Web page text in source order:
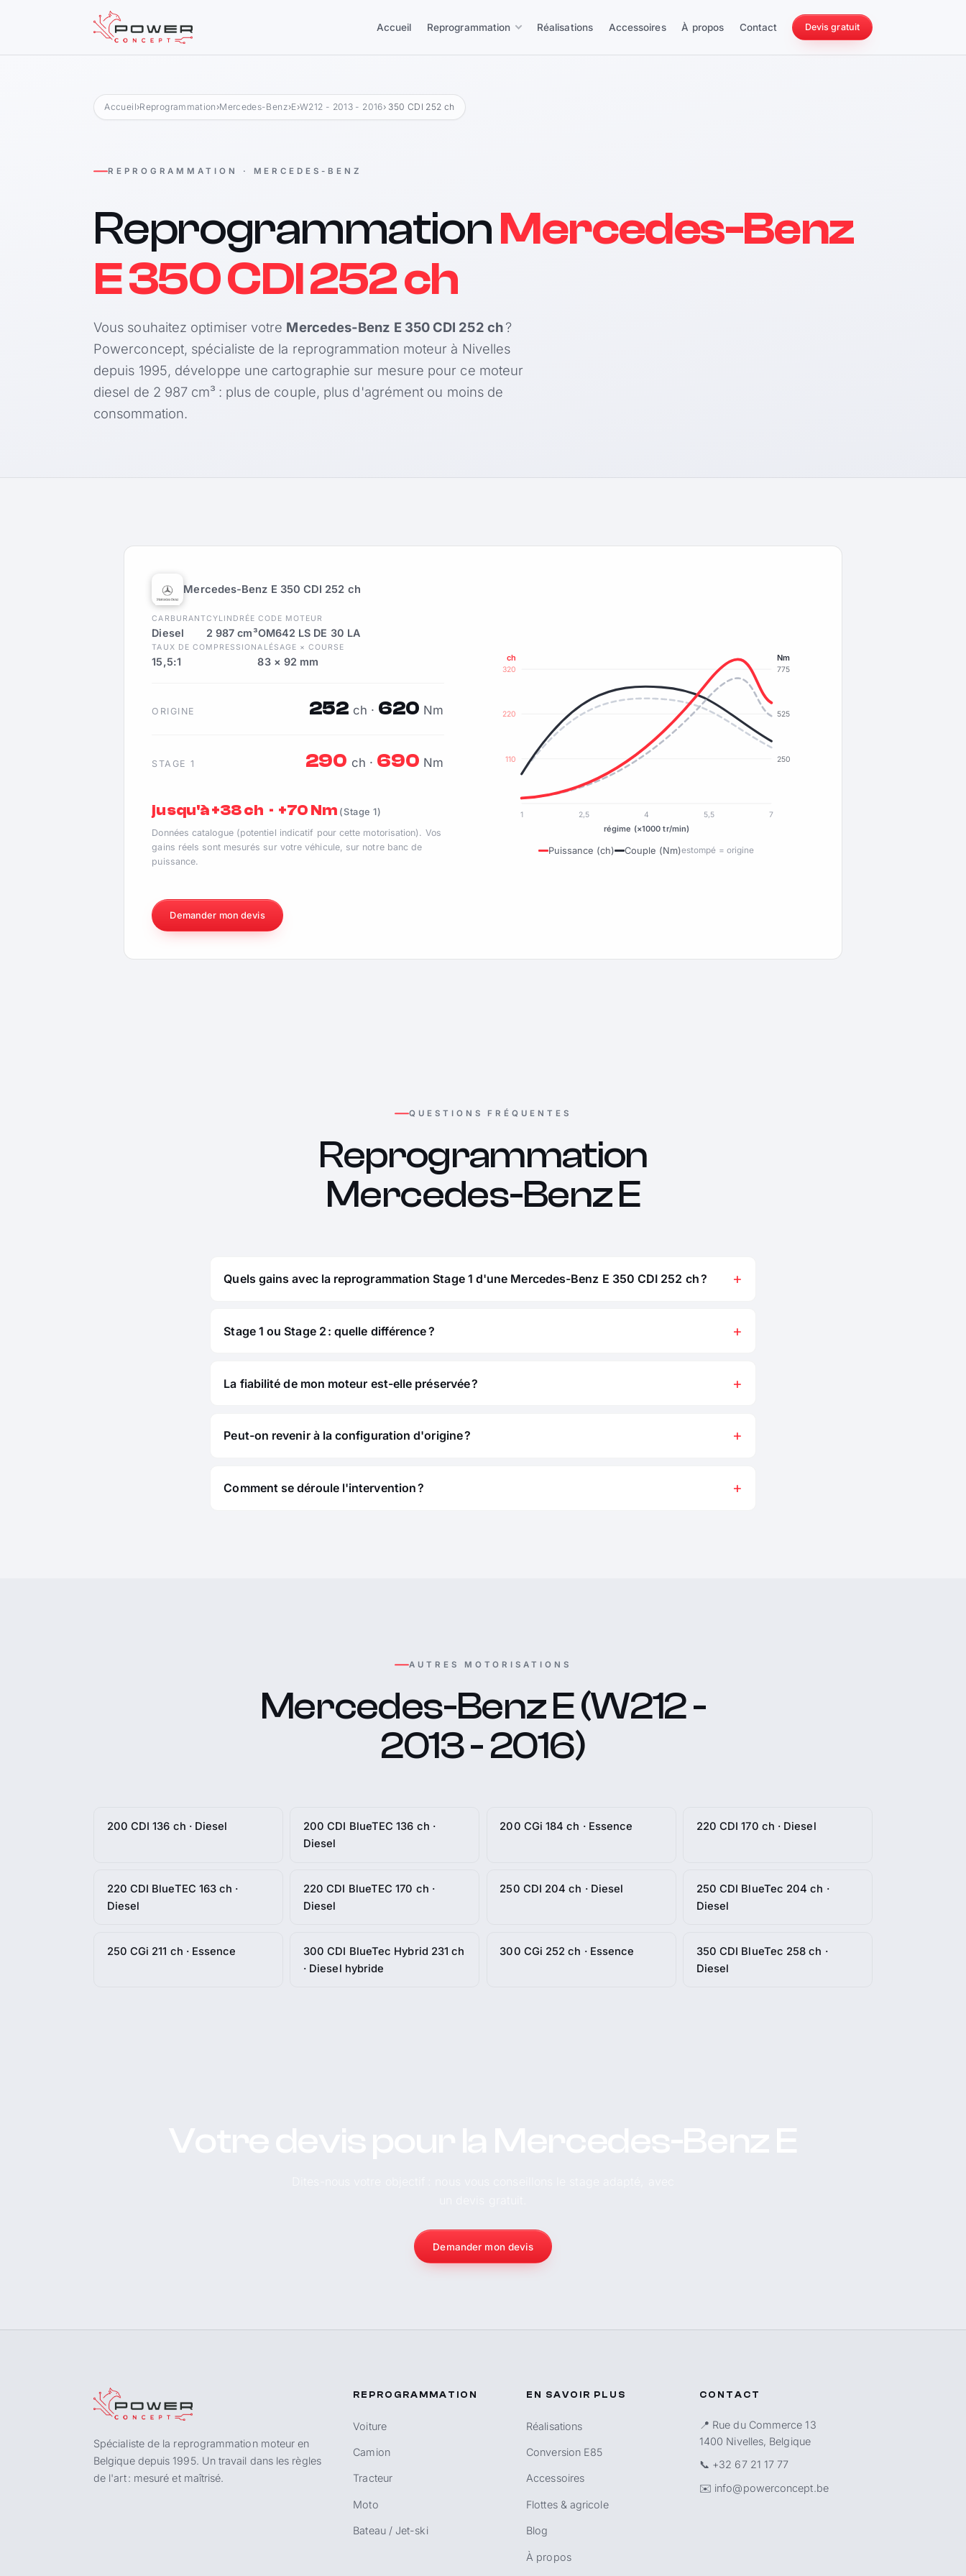
Accueil Reprogrammation Réalisations Accessoires À propos Contact Devis gratuit
228 Nm
Accueil›Reprogrammation ›Mercedes-Benz›E›W212 - 2013 - 2016› 350 CDI 252 ch
REPROGRAMMATION · MERCEDES-BENZ
ReprogrammationMercedes-Benz
E 350 CDI 252 ch
Vous souhaitez optimiser votre Mercedes-Benz E 350 CDI 252 ch?
Powerconcept, spécialiste de la reprogrammation moteur à Nivelles
depuis 1995, développe une cartographie sur mesure pour ce moteur
diesel de 2 987 cm³ : plus de couple, plus d'agrément ou moins de
consommation.
Mercedes-Benz E 350 CDI 252 ch
CARBURANT
Diesel
CYLINDRÉE
2 987 cm³
CODE MOTEUR
OM642 LS DE 30 LA
TAUX DE COMPRESSION
15,5:1
ALÉSAGE × COURSE
83 × 92 mm
ORIGINE 252 ch · 620 Nm
STAGE 1 290 ch · 690 Nm
jusqu'à +38 ch · +70 Nm (Stage 1)
Données catalogue (potentiel indicatif pour cette motorisation). Vos
gains réels sont mesurés sur votre véhicule, sur notre banc de
puissance.
110
220
320
250
525
775
ch Nm
1 2,5 4 5,5 7
régime (×1000 tr/min)
Puissance (ch) Couple (Nm)estompé = origine
Demander mon devis
QUESTIONS FRÉQUENTES
Reprogrammation
Mercedes-Benz E
Quels gains avec la reprogrammation Stage 1 d'une Mercedes-Benz E 350 CDI 252 ch ?
Stage 1 ou Stage 2 : quelle différence ?
La fiabilité de mon moteur est-elle préservée ?
Peut-on revenir à la configuration d'origine ?
Comment se déroule l'intervention ?
AUTRES MOTORISATIONS
Mercedes-Benz E (W212 -
2013 - 2016)
200 CDI 136 ch · Diesel
200 CDI BlueTEC 136 ch ·
Diesel
200 CGi 184 ch · Essence 220 CDI 170 ch · Diesel
220 CDI BlueTEC 163 ch ·
Diesel
220 CDI BlueTEC 170 ch ·
Diesel
250 CDI 204 ch · Diesel
250 CDI BlueTec 204 ch ·
Diesel
250 CGi 211 ch · Essence
300 CDI BlueTec Hybrid 231 ch
· Diesel hybride
300 CGi 252 ch · Essence
350 CDI BlueTec 258 ch ·
Diesel
Demander mon devis
Spécialiste de la reprogrammation moteur en
Belgique depuis 1995. Un travail dans les règles
de l'art : mesuré et maîtrisé.
REPROGRAMMATION
Voiture
Camion
Tracteur
Moto
Bateau / Jet-ski
EN SAVOIR PLUS
Réalisations
Conversion E85
Accessoires
Flottes & agricole
Blog
À propos
CONTACT
📍 Rue du Commerce 13
1400 Nivelles, Belgique
📞 +32 67 21 17 77
✉️ info@powerconcept.be